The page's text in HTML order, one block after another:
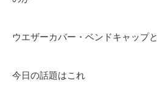
ウエザーカバー・ベンドキャップ
今日の話題はこれ